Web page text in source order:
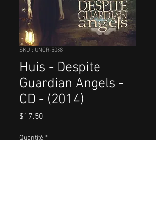
SKU : UNCR-5088
Huis - Despite
Guardian Angels -
CD - (2014)
$17.50
Quantité *